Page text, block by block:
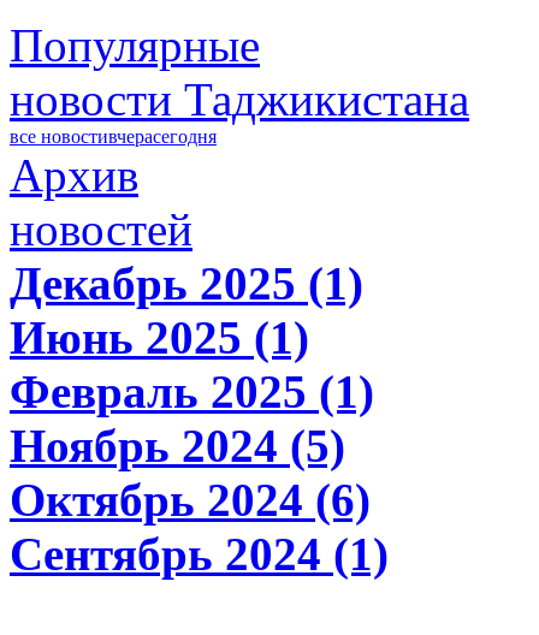
Популярные
новости Таджикистана
все новостивчерасегодня
Архив
новостей
Декабрь 2025 (1)
Июнь 2025 (1)
Февраль 2025 (1)
Ноябрь 2024 (5)
Октябрь 2024 (6)
Сентябрь 2024 (1)